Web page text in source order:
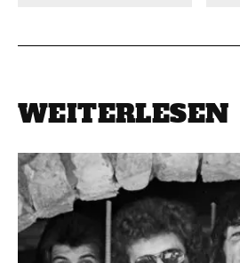
WEITERLESEN